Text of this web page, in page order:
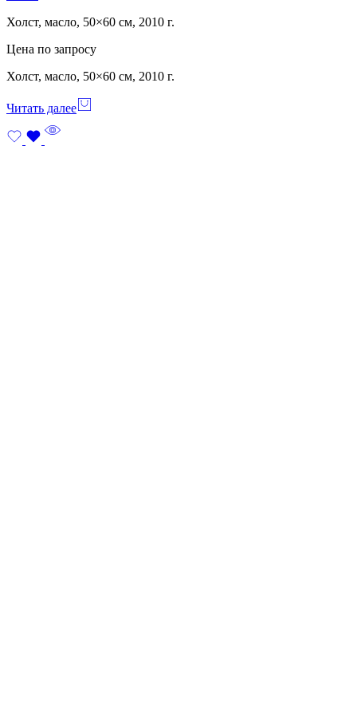
Холст, масло, 50×60 см, 2010 г.
Цена по запросу
Холст, масло, 50×60 см, 2010 г.
Читать далее